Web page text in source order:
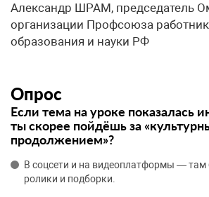
Александр ШРАМ, председатель
организации Профсоюза
образования и науки РФ
Опрос
Если тема на уроке показалась
ты скорее пойдёшь за
продолжением»?
В соцсети и на видеоплатформы —
ролики и подборки.